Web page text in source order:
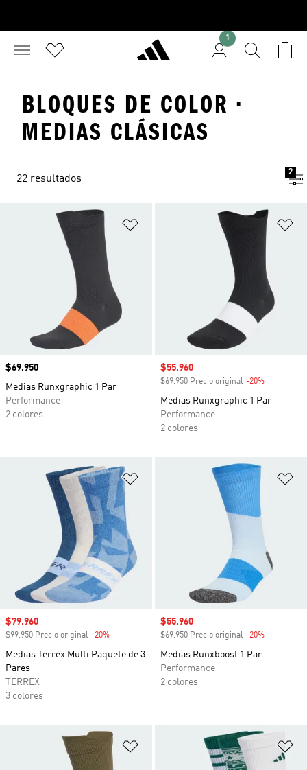
1
BLOQUES DE COLOR ·
MEDIAS CLÁSICAS
22 resultados
2
Añadir a la lista de deseos
Precio
$69.950
Medias Runxgraphic 1 Par
Performance
2 colores
Precio de venta
$55.960
$69.950 Precio original -20%
Medias Runxgraphic 1 Par
Performance
2 colores
Añadir a la lista de deseos
Precio de venta
$79.960
$99.950 Precio original -20%
Medias Terrex Multi Paquete de 3
Pares
TERREX
3 colores
Precio de venta
$55.960
$69.950 Precio original -20%
Medias Runxboost 1 Par
Performance
2 colores
Añadir a la lista de deseos